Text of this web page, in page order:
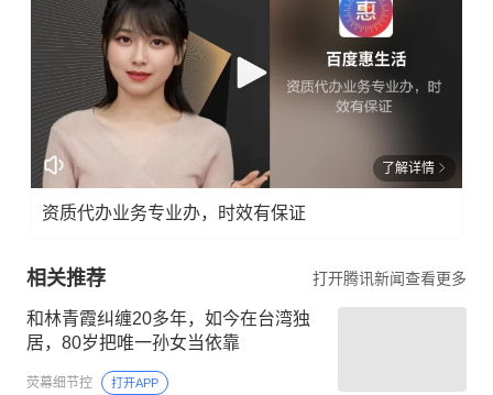
了解详情
资质代办业务专业办，时效有保证
相关推荐 打开腾讯新闻查看更多
和林青霞纠缠20多年，如今在台湾独
居，80岁把唯一孙女当依靠
荧幕细节控 打开APP